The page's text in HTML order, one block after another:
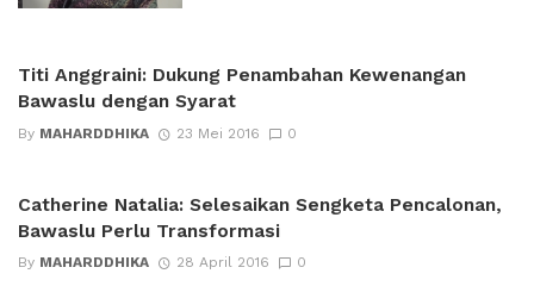
Titi Anggraini: Dukung Penambahan Kewenangan
Bawaslu dengan Syarat
By MAHARDDHIKA 23 Mei 2016 0
Catherine Natalia: Selesaikan Sengketa Pencalonan,
Bawaslu Perlu Transformasi
By MAHARDDHIKA 28 April 2016 0